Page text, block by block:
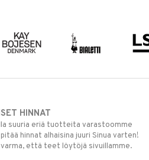
HINNAT
suuria eriä tuotteita varastoomme
hinnat alhaisina juuri Sinua varten!
että teet löytöjä sivuillamme.